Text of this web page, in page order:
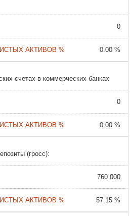
0
0.00 %
счетах в коммерческих банках
0
0.00 %
(гросс):
760 000
57.15 %